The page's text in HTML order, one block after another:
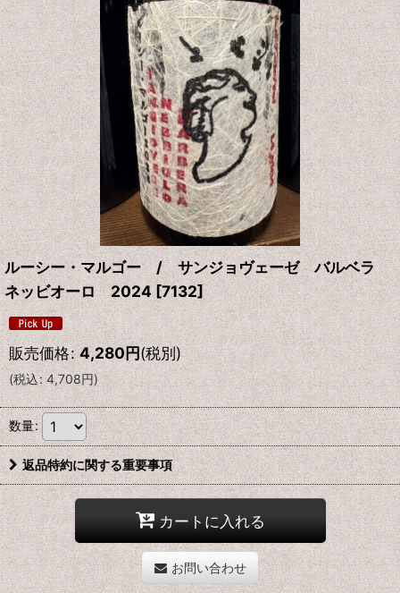
ルーシー・マルゴー / サンジョヴェーゼ バルベラ
ネッビオーロ 2024 [7132]
販売価格: 4,280円(税別)
(税込: 4,708円)
数量:
返品特約に関する重要事項
カートに入れる
お問い合わせ